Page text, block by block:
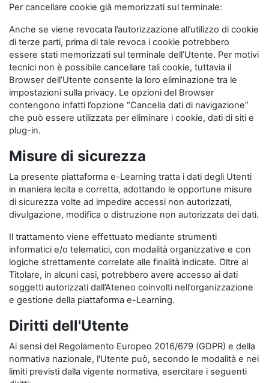
Per cancellare cookie già memorizzati sul terminale:
Anche se viene revocata l’autorizzazione all’utilizzo di cookie
di terze parti, prima di tale revoca i cookie potrebbero
essere stati memorizzati sul terminale dell’Utente. Per motivi
tecnici non è possibile cancellare tali cookie, tuttavia il
Browser dell’Utente consente la loro eliminazione tra le
impostazioni sulla privacy. Le opzioni del Browser
contengono infatti l’opzione “Cancella dati di navigazione”
che può essere utilizzata per eliminare i cookie, dati di siti e
plug-in.
Misure di sicurezza
La presente piattaforma e-Learning tratta i dati degli Utenti
in maniera lecita e corretta, adottando le opportune misure
di sicurezza volte ad impedire accessi non autorizzati,
divulgazione, modifica o distruzione non autorizzata dei dati.
Il trattamento viene effettuato mediante strumenti
informatici e/o telematici, con modalità organizzative e con
logiche strettamente correlate alle finalità indicate. Oltre al
Titolare, in alcuni casi, potrebbero avere accesso ai dati
soggetti autorizzati dall’Ateneo coinvolti nell’organizzazione
e gestione della piattaforma e-Learning.
Diritti dell'Utente
Ai sensi del Regolamento Europeo 2016/679 (GDPR) e della
normativa nazionale, l'Utente può, secondo le modalità e nei
limiti previsti dalla vigente normativa, esercitare i seguenti